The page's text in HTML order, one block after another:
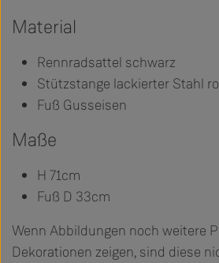
Material
Rennradsattel schwarz
Stützstange lackierter Stahl
Fuß Gusseisen
Maße
H 71cm
Fuß D 33cm
Wenn Abbildungen noch weitere
Dekorationen zeigen, sind diese